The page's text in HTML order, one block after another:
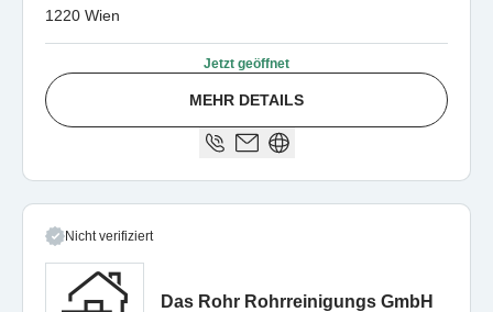
1220 Wien
Jetzt geöffnet
MEHR DETAILS
Nicht verifiziert
Das Rohr Rohrreinigungs GmbH